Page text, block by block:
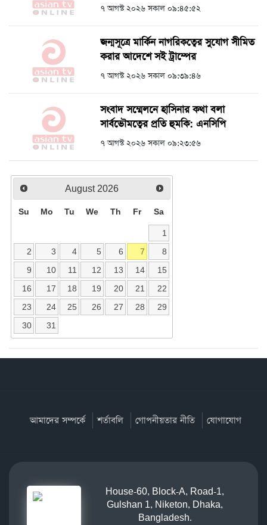
৭ আগস্ট ২০২৬ সকাল ০৯:৪৫:৫২
জন্মসূত্রে মার্কিন নাগরিকত্বের সুযোগ সীমিত
করার আদেশে সই ট্রাম্পের
৭ আগস্ট ২০২৬ সকাল ০৯:৩৯:৪৬
সংবাদ সম্মেলনে হাসিনার কথা বলা
সার্বভৌমত্বের প্রতি হুমকি: এনসিপি
৭ আগস্ট ২০২৬ সকাল ০৯:২৩:৫৬
August 2026
Su Mo Tu We Th Fr Sa
1
2
3 4 5 6 7
8
9
10 11 12 13 14
15
16
17 18 19 20 21
22
23
24 25 26 27 28
29
30
31
আমাদের সম্পর্কে শর্তাবলি গোপনীয়তার নীতি যোগাযোগ
House-60, Block-A, Road-1,
Gulshan 1, Niketon, Dhaka,
Bangladesh.